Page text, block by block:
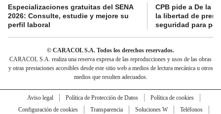
Especializaciones gratuitas del SENA
2026: Consulte, estudie y mejore su
perfil laboral
CPB pide a De la
la libertad de
seguridad para
© CARACOL S.A. Todos los derechos reservados.
CARACOL S.A. realiza una reserva expresa de las reproducciones y usos de las obras
y otras prestaciones accesibles desde este sitio web a medios de lectura mecánica u otros
medios que resulten adecuados.
Aviso legal Política de Protección de Datos
Política de cookies
Configuración de cookies
Transparencia Soluciones W
Teléfonos